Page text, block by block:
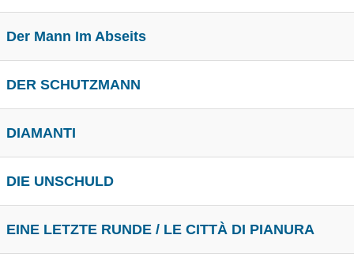
Der Mann Im Abseits
DER SCHUTZMANN
DIAMANTI
DIE UNSCHULD
EINE LETZTE RUNDE / LE CITTÀ DI PIANURA